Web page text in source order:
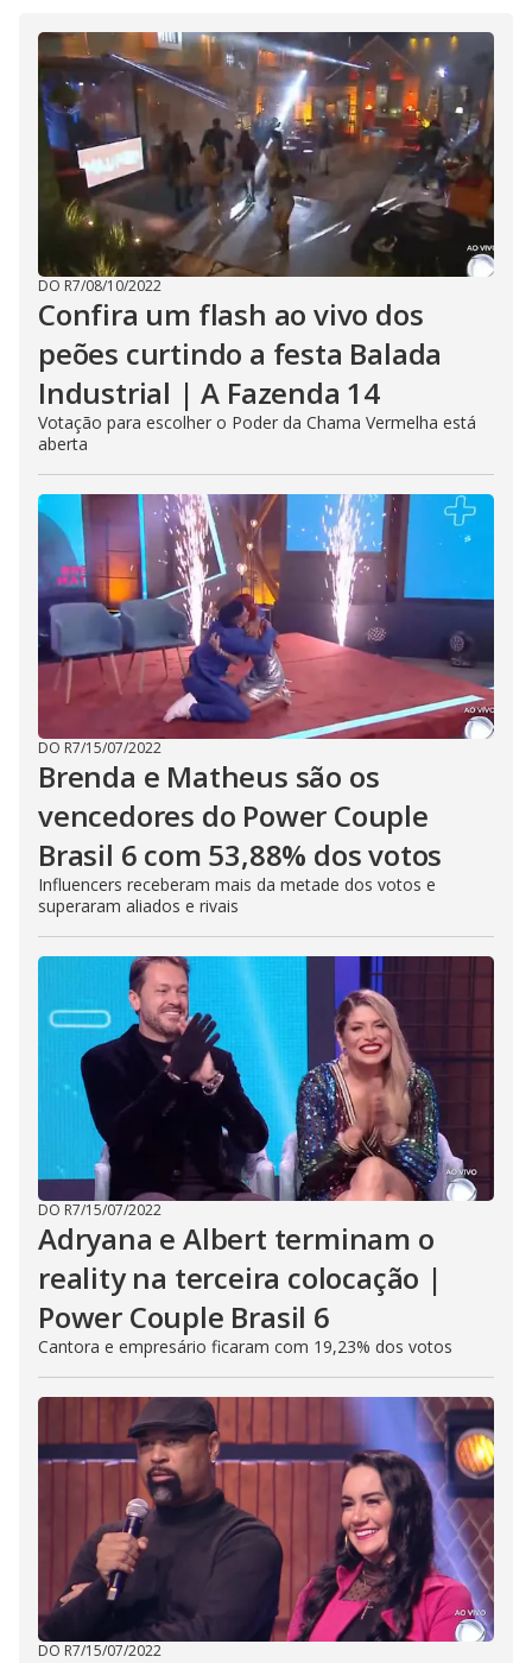
DO R7/08/10/2022
Confira um flash ao vivo dos
peões curtindo a festa Balada
Industrial | A Fazenda 14
Votação para escolher o Poder da Chama Vermelha está
aberta
DO R7/15/07/2022
Brenda e Matheus são os
vencedores do Power Couple
Brasil 6 com 53,88% dos votos
Influencers receberam mais da metade dos votos e
superaram aliados e rivais
DO R7/15/07/2022
Adryana e Albert terminam o
reality na terceira colocação |
Power Couple Brasil 6
Cantora e empresário ficaram com 19,23% dos votos
DO R7/15/07/2022